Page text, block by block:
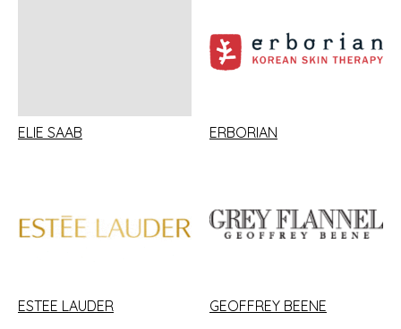
ELIE SAAB ERBORIAN
ESTEE LAUDER GEOFFREY BEENE